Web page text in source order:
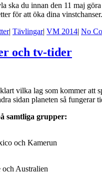
ska du innan den 11 maj
för att öka dina
| Tävlingar| VM 2014| No
och tv-tider
vilka lag som kommer att
sidan planeten så fungerar
samtliga grupper:
och Kamerun
Australien